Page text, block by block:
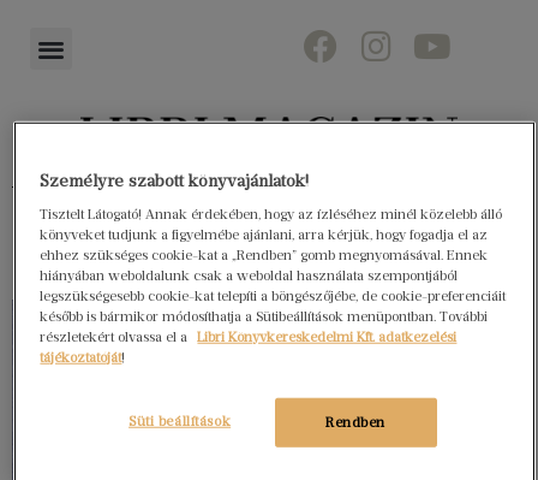
Könyvektől az olvasókig
Személyre szabott könyvajánlatok!
Tisztelt Látogató! Annak érdekében, hogy az ízléséhez minél közelebb álló
könyveket tudjunk a figyelmébe ajánlani, arra kérjük, hogy fogadja el az
ehhez szükséges cookie-kat a „Rendben” gomb megnyomásával. Ennek
hiányában weboldalunk csak a weboldal használata szempontjából
legszükségesebb cookie-kat telepíti a böngészőjébe, de cookie-preferenciáit
később is bármikor módosíthatja a Sütibeállítások menüpontban. További
részletekért olvassa el a
Libri Könyvkereskedelmi Kft. adatkezelési
tájékoztatóját!
Rendben
Süti beállítások